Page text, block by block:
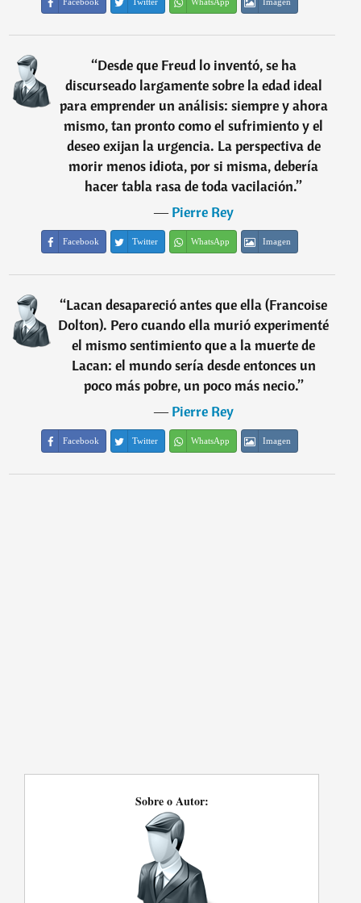
“Desde que Freud lo inventó, se ha
discurseado largamente sobre la edad ideal
para emprender un análisis: siempre y ahora
mismo, tan pronto como el sufrimiento y el
deseo exijan la urgencia. La perspectiva de
morir menos idiota, por si misma, debería
hacer tabla rasa de toda vacilación.”
―Pierre Rey
Facebook Twitter WhatsApp Imagen
“Lacan desapareció antes que ella (Francoise
Dolton). Pero cuando ella murió experimenté
el mismo sentimiento que a la muerte de
Lacan: el mundo sería desde entonces un
poco más pobre, un poco más necio.”
―Pierre Rey
Facebook Twitter WhatsApp Imagen
Sobre o Autor: